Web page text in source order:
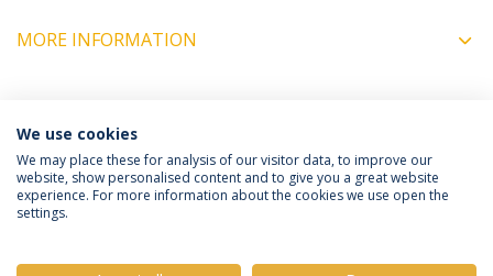
MORE INFORMATION
COORDINATORS
Política de Privacidade
Termos e Condições
We use cookies
We may place these for analysis of our visitor data, to improve our
website, show personalised content and to give you a great website
experience. For more information about the cookies we use open the
settings.